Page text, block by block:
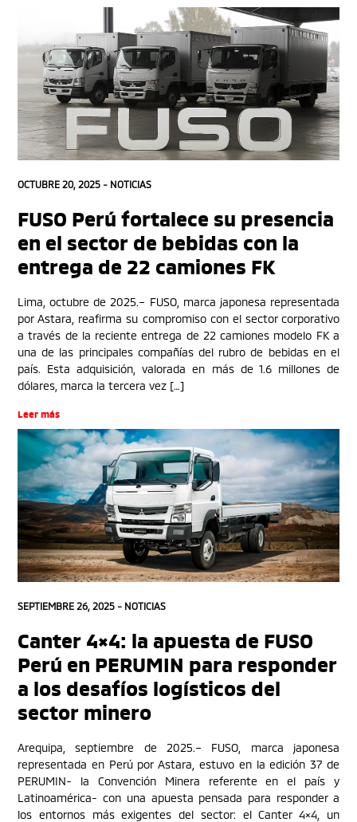
OCTUBRE 20, 2025 - NOTICIAS
FUSO Perú fortalece su presencia
en el sector de bebidas con la
entrega de 22 camiones FK
Lima, octubre de 2025.– FUSO, marca japonesa representada
por Astara, reafirma su compromiso con el sector corporativo
a través de la reciente entrega de 22 camiones modelo FK a
una de las principales compañías del rubro de bebidas en el
país. Esta adquisición, valorada en más de 1.6 millones de
dólares, marca la tercera vez […]
Leer más
SEPTIEMBRE 26, 2025 - NOTICIAS
Canter 4×4: la apuesta de FUSO
Perú en PERUMIN para responder
a los desafíos logísticos del
sector minero
Arequipa, septiembre de 2025.– FUSO, marca japonesa
representada en Perú por Astara, estuvo en la edición 37 de
PERUMIN- la Convención Minera referente en el país y
Latinoamérica- con una apuesta pensada para responder a
los entornos más exigentes del sector: el Canter 4×4, un